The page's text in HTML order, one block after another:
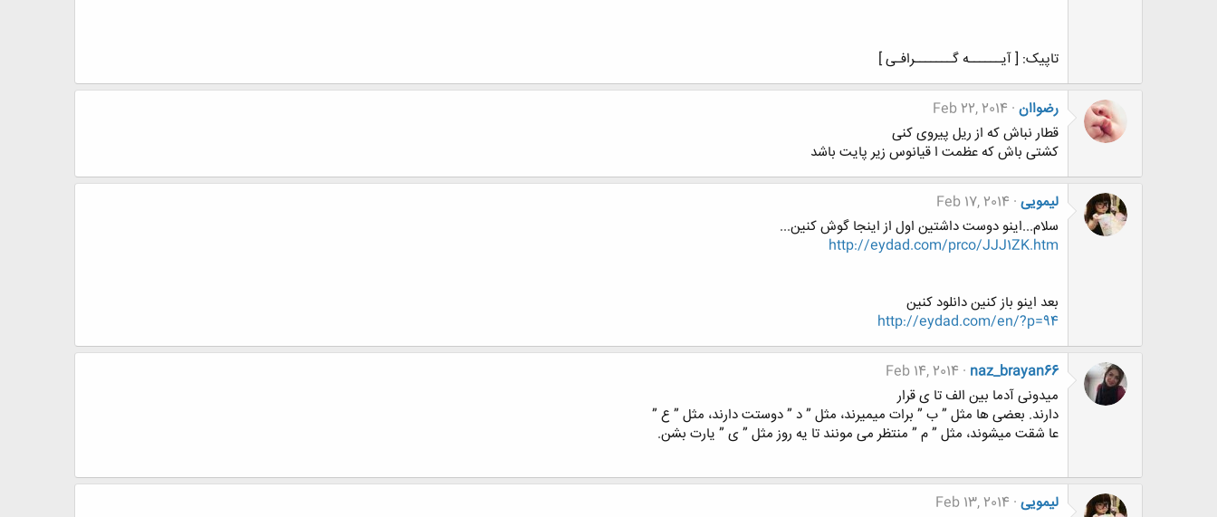
تاپیک: [ آیــــــه گـــــــرافـی ]
رضواان Feb 22, 2014
قطار نباش که از ریل پیروی کنی
کشتی باش که عظمت ا قیانوس زیر پایت باشد
لیمویی Feb 17, 2014
سلام...اینو دوست داشتین اول از اینجا گوش کنین...
http://eydad.com/prco/JJJ1ZK.htm
بعد اینو باز کنین دانلود کنین
http://eydad.com/en/?p=94
naz_brayan66
Feb 14, 2014
میدونی آدما بین الف تا ی قرار
دارند. بعضی ها مثل ” ب ” برات میمیرند، مثل ” د ” دوستت دارند، مثل ” ع ”
عا شقت میشوند، مثل ” م ” منتظر می مونند تا یه روز مثل ” ی ” یارت بشن.
لیمویی Feb 13, 2014